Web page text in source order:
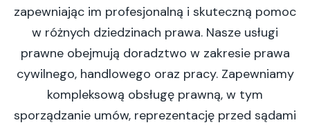
zapewniając im profesjonalną i skuteczną pomoc
w różnych dziedzinach prawa. Nasze usługi
prawne obejmują doradztwo w zakresie prawa
cywilnego, handlowego oraz pracy. Zapewniamy
kompleksową obsługę prawną, w tym
sporządzanie umów, reprezentację przed sądami